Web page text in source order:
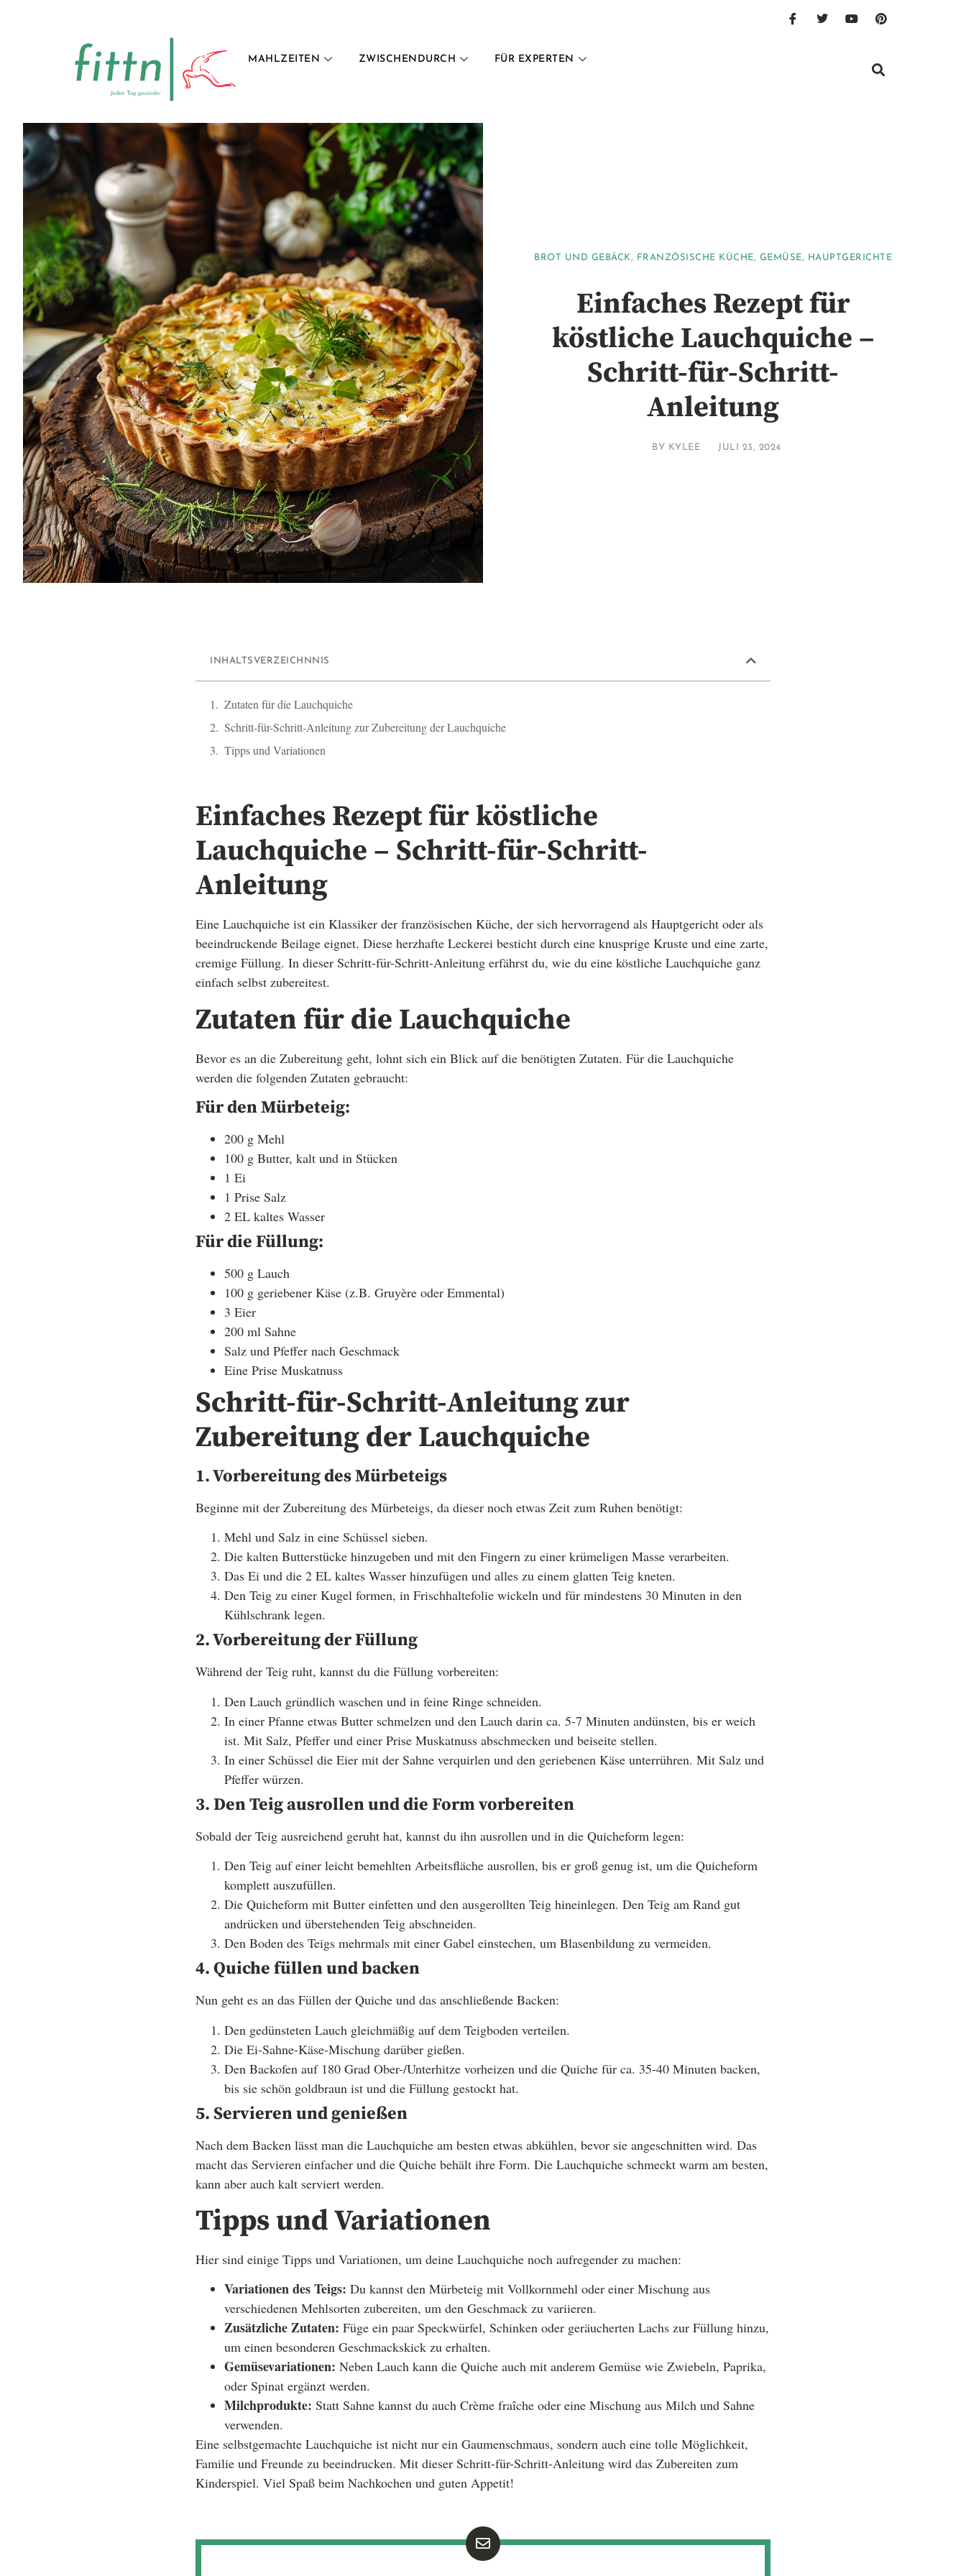
MAHLZEITEN ZWISCHENDURCH FÜR EXPERTEN
BROT UND GEBÄCK, FRANZÖSISCHE KÜCHE, GEMÜSE, HAUPTGERICHTE
Einfaches Rezept für
köstliche Lauchquiche –
Schritt-für-Schritt-
Anleitung
BY KYLEE JULI 23, 2024
INHALTSVERZEICHNNIS
Zutaten für die Lauchquiche
Schritt-für-Schritt-Anleitung zur Zubereitung der Lauchquiche
Tipps und Variationen
Einfaches Rezept für köstliche
Lauchquiche – Schritt-für-Schritt-
Anleitung
Eine Lauchquiche ist ein Klassiker der französischen Küche, der sich hervorragend als Hauptgericht oder als
beeindruckende Beilage eignet. Diese herzhafte Leckerei besticht durch eine knusprige Kruste und eine zarte,
cremige Füllung. In dieser Schritt-für-Schritt-Anleitung erfährst du, wie du eine köstliche Lauchquiche ganz
einfach selbst zubereitest.
Zutaten für die Lauchquiche
Bevor es an die Zubereitung geht, lohnt sich ein Blick auf die benötigten Zutaten. Für die Lauchquiche
werden die folgenden Zutaten gebraucht:
Für den Mürbeteig:
200 g Mehl
100 g Butter, kalt und in Stücken
1 Ei
1 Prise Salz
2 EL kaltes Wasser
Für die Füllung:
500 g Lauch
100 g geriebener Käse (z.B. Gruyère oder Emmental)
3 Eier
200 ml Sahne
Salz und Pfeffer nach Geschmack
Eine Prise Muskatnuss
Schritt-für-Schritt-Anleitung zur
Zubereitung der Lauchquiche
1. Vorbereitung des Mürbeteigs
Beginne mit der Zubereitung des Mürbeteigs, da dieser noch etwas Zeit zum Ruhen benötigt:
Mehl und Salz in eine Schüssel sieben.
Die kalten Butterstücke hinzugeben und mit den Fingern zu einer krümeligen Masse verarbeiten.
Das Ei und die 2 EL kaltes Wasser hinzufügen und alles zu einem glatten Teig kneten.
Den Teig zu einer Kugel formen, in Frischhaltefolie wickeln und für mindestens 30 Minuten in den
Kühlschrank legen.
2. Vorbereitung der Füllung
Während der Teig ruht, kannst du die Füllung vorbereiten:
Den Lauch gründlich waschen und in feine Ringe schneiden.
In einer Pfanne etwas Butter schmelzen und den Lauch darin ca. 5-7 Minuten andünsten, bis er weich
ist. Mit Salz, Pfeffer und einer Prise Muskatnuss abschmecken und beiseite stellen.
In einer Schüssel die Eier mit der Sahne verquirlen und den geriebenen Käse unterrühren. Mit Salz und
Pfeffer würzen.
3. Den Teig ausrollen und die Form vorbereiten
Sobald der Teig ausreichend geruht hat, kannst du ihn ausrollen und in die Quicheform legen:
Den Teig auf einer leicht bemehlten Arbeitsfläche ausrollen, bis er groß genug ist, um die Quicheform
komplett auszufüllen.
Die Quicheform mit Butter einfetten und den ausgerollten Teig hineinlegen. Den Teig am Rand gut
andrücken und überstehenden Teig abschneiden.
Den Boden des Teigs mehrmals mit einer Gabel einstechen, um Blasenbildung zu vermeiden.
4. Quiche füllen und backen
Nun geht es an das Füllen der Quiche und das anschließende Backen:
Den gedünsteten Lauch gleichmäßig auf dem Teigboden verteilen.
Die Ei-Sahne-Käse-Mischung darüber gießen.
Den Backofen auf 180 Grad Ober-/Unterhitze vorheizen und die Quiche für ca. 35-40 Minuten backen,
bis sie schön goldbraun ist und die Füllung gestockt hat.
5. Servieren und genießen
Nach dem Backen lässt man die Lauchquiche am besten etwas abkühlen, bevor sie angeschnitten wird. Das
macht das Servieren einfacher und die Quiche behält ihre Form. Die Lauchquiche schmeckt warm am besten,
kann aber auch kalt serviert werden.
Tipps und Variationen
Hier sind einige Tipps und Variationen, um deine Lauchquiche noch aufregender zu machen:
Variationen des Teigs: Du kannst den Mürbeteig mit Vollkornmehl oder einer Mischung aus
verschiedenen Mehlsorten zubereiten, um den Geschmack zu variieren.
Zusätzliche Zutaten: Füge ein paar Speckwürfel, Schinken oder geräucherten Lachs zur Füllung hinzu,
um einen besonderen Geschmackskick zu erhalten.
Gemüsevariationen: Neben Lauch kann die Quiche auch mit anderem Gemüse wie Zwiebeln, Paprika,
oder Spinat ergänzt werden.
Milchprodukte: Statt Sahne kannst du auch Crème fraîche oder eine Mischung aus Milch und Sahne
verwenden.
Eine selbstgemachte Lauchquiche ist nicht nur ein Gaumenschmaus, sondern auch eine tolle Möglichkeit,
Familie und Freunde zu beeindrucken. Mit dieser Schritt-für-Schritt-Anleitung wird das Zubereiten zum
Kinderspiel. Viel Spaß beim Nachkochen und guten Appetit!